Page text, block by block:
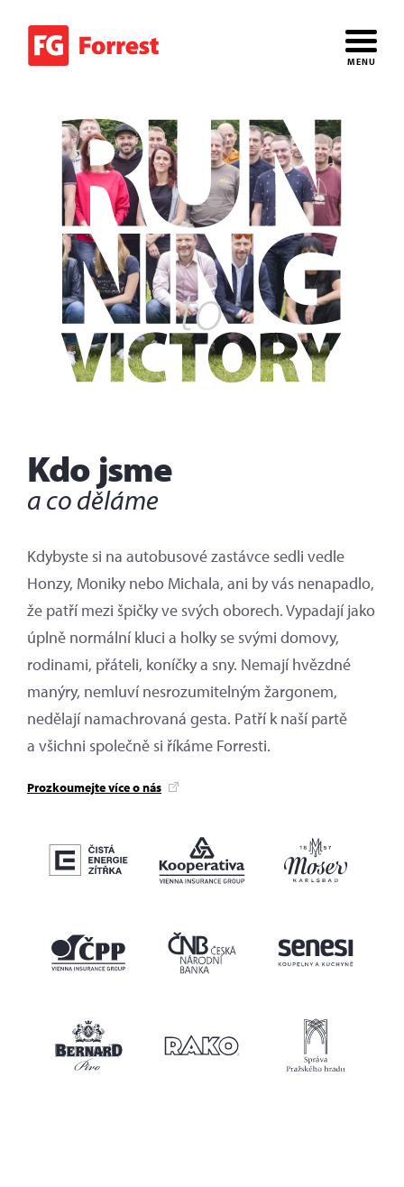
FG
Forrest MENU
Kdo jsme
a co děláme
Kdybyste si na autobusové zastávce sedli vedle
Honzy, Moniky nebo Michala, ani by vás nenapadlo,
že patří mezi špičky ve svých oborech. Vypadají jako
úplně normální kluci a holky se svými domovy,
rodinami, přáteli, koníčky a sny. Nemají hvězdné
manýry, nemluví nesrozumitelným žargonem,
nedělají namachrovaná gesta. Patří k naší partě
a všichni společně si říkáme Forresti.
Prozkoumejte více o nás